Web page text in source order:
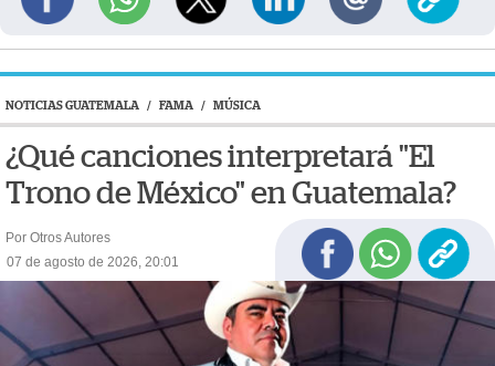
NOTICIAS GUATEMALA / FAMA / MÚSICA
¿Qué canciones interpretará "El
Trono de México" en Guatemala?
Por Otros Autores
07 de agosto de 2026, 20:01